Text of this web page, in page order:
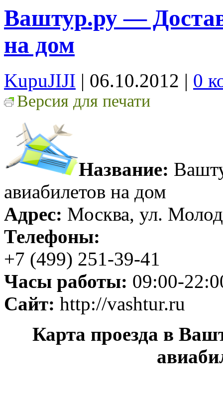
Ваштур.ру —
на дом
KupuJIJI | 06.10.2012 | 0
Версия для печати
Название:
авиабилетов на дом
Адрес: Москва, ул.
Телефоны:
+7 (499) 251-39-41
Часы работы: 09:00-
Сайт: http://vashtur.ru
Карта проезда в